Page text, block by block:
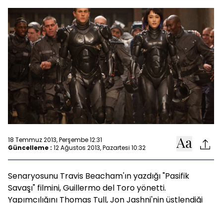
18 Temmuz 2013, Perşembe 12:31
Güncelleme : 12 Ağustos 2013, Pazartesi 10:32
Senaryosunu Travis Beacham'ın yazdığı "Pasifik
Savaşı" filmini, Guillermo del Toro yönetti.
Yapımcılığını Thomas Tull, Jon Jashni'nin üstlendiği